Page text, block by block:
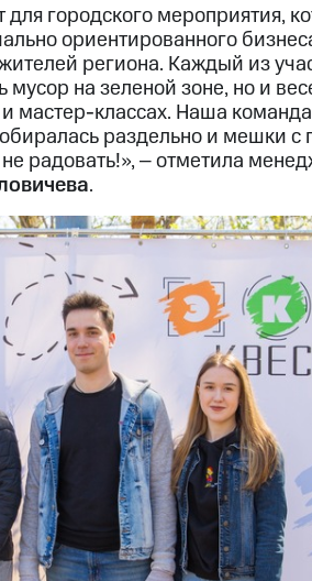
городского мероприятия,
ориентированного
региона. Каждый из
на зеленой зоне, но и
мастер-классах. Наша
раздельно и мешки с
радовать!», ‒ отметила
.